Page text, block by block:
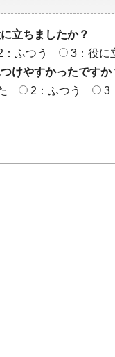
立ちましたか？
：ふつう
3：役に
けやすかったですか
2：ふつう 3